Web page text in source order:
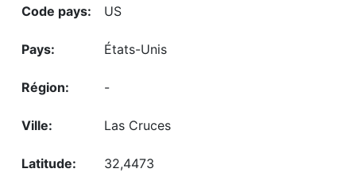
US
États-Unis
-
Las Cruces
32,4473